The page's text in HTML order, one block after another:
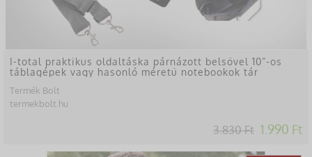
I-total praktikus oldaltáska párnázott belsővel 10”-os
táblagépek vagy hasonló méretű notebookok tár
Termék Bolt
termekbolt.hu
3.830 Ft 1.990 Ft